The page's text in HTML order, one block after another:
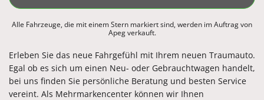
Alle Fahrzeuge, die mit einem Stern markiert sind, werden im Auftrag von
Apeg verkauft.
Erleben Sie das neue Fahrgefühl mit Ihrem neuen Traumauto.
Egal ob es sich um einen Neu- oder Gebrauchtwagen handelt,
bei uns finden Sie persönliche Beratung und besten Service
vereint. Als Mehrmarkencenter können wir Ihnen